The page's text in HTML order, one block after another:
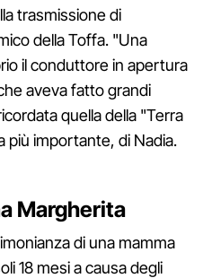
trasmissione di
della Toffa. "Una
il conduttore in apertura
aveva fatto grandi
quella della "Terra
più importante, di Nadia.
Margherita
di una mamma
18 mesi a causa degli